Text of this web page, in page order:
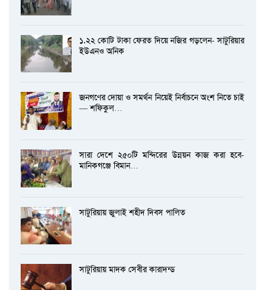
১.২২ কোটি টাকা ফেরত দিয়ে নজির গড়লেন- সাটুরিয়ার
ইউএনও অনিক
জনগণের দোয়া ও সমর্থন নিয়েই নির্বাচনে অংশ নিতে চাই
— শফিকুল…
সারা দেশে ২৫০টি মন্দিরের উন্নয়ন কাজ করা হবে-
মানিকগঞ্জে বিমান…
সাটুরিয়ায় জুলাই শহীদ দিবস পালিত
সাটুরিয়ায় মাদক সেবীর কারাদন্ড